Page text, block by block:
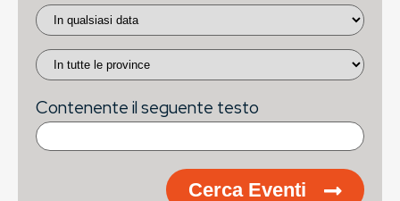
Contenente il seguente testo
Cerca Eventi